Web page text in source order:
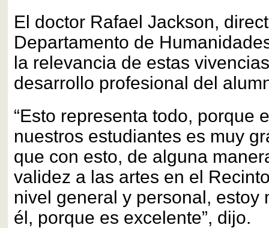
El doctor Rafael Jackson,
Departamento de
la relevancia de estas
desarrollo profesional del
“Esto representa todo, porque
nuestros estudiantes es muy
que con esto, de alguna
validez a las artes en el
nivel general y personal, estoy
él, porque es excelente”, dijo.